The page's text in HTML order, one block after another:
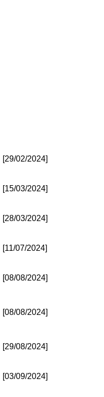
[29/02/2024]
[15/03/2024]
[28/03/2024]
[11/07/2024]
[08/08/2024]
[08/08/2024]
[29/08/2024]
[03/09/2024]